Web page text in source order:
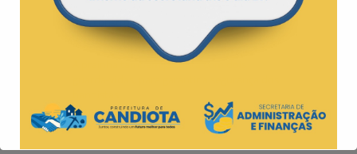
que construirmos melhor a ideia,
divulgaremos uma programação”, afirmou.
A prainha também já conta com dois